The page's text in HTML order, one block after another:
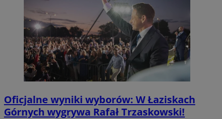
Oficjalne wyniki wyborów: W Łaziskach
Górnych wygrywa Rafał Trzaskowski!